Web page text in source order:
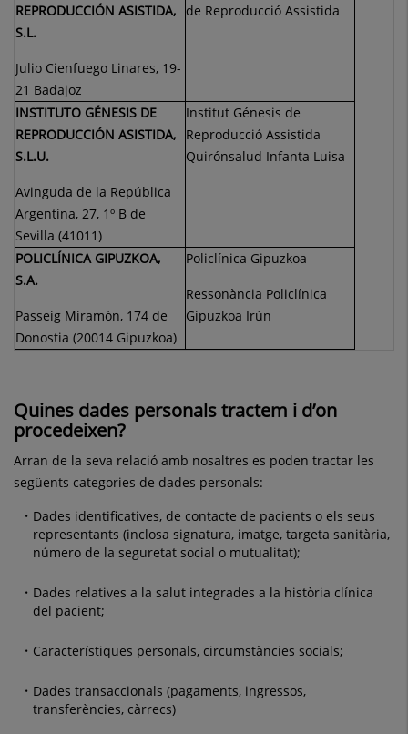
REPRODUCCIÓN ASISTIDA,
S.L.
Julio Cienfuego Linares, 19-
21 Badajoz
de Reproducció Assistida
INSTITUTO GÉNESIS DE
REPRODUCCIÓN ASISTIDA,
S.L.U.
Avinguda de la República
Argentina, 27, 1º B de
Sevilla (41011)
Institut Génesis de
Reproducció Assistida
Quirónsalud Infanta Luisa
POLICLÍNICA GIPUZKOA,
S.A.
Passeig Miramón, 174 de
Donostia (20014 Gipuzkoa)
Policlínica Gipuzkoa
Ressonància Policlínica
Gipuzkoa Irún
Quines dades personals tractem i d’on
procedeixen?
Arran de la seva relació amb nosaltres es poden tractar les
següents categories de dades personals:
Dades identificatives, de contacte de pacients o els seus
representants (inclosa signatura, imatge, targeta sanitària,
número de la seguretat social o mutualitat);
Dades relatives a la salut integrades a la història clínica
del pacient;
Característiques personals, circumstàncies socials;
Dades transaccionals (pagaments, ingressos,
transferències, càrrecs)